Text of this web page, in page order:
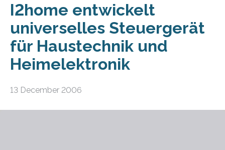
I2home entwickelt
universelles Steuergerät
für Haustechnik und
Heimelektronik
13 December 2006